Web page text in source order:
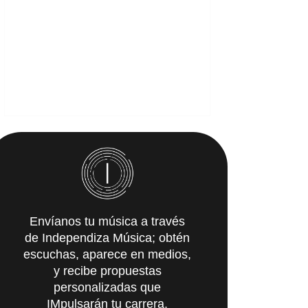
Envíanos tu música a través
de Independiza Música; obtén
escuchas, aparece en medios,
y recibe propuestas
personalizadas que
IMpulsarán tu carrera.